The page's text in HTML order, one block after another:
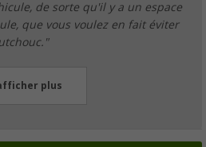
de sorte qu'il y a un espace
que vous voulez en fait éviter
plus